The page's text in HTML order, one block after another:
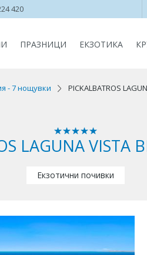
420
ПРАЗНИЦИ ЕКЗОТИКА
- 7 нощувки PICKALBATROS
LAGUNA VISTA
Екзотични почивки